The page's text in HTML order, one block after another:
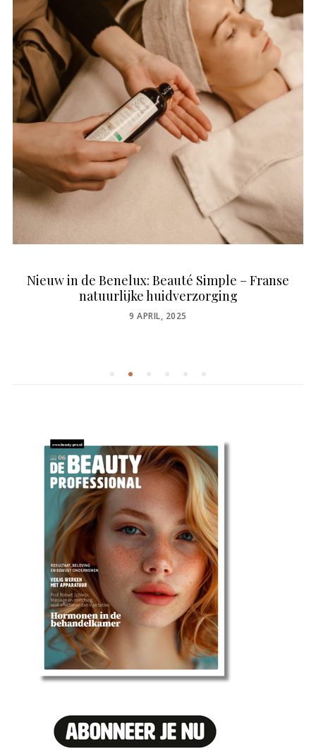
Nieuw in de Benelux: Beauté Simple – Franse
natuurlijke huidverzorging
POSTED
9 APRIL, 2025